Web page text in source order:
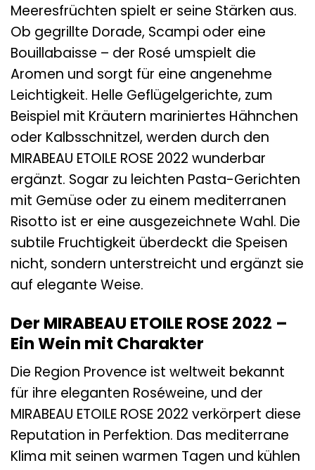
Meeresfrüchten spielt er seine Stärken aus.
Ob gegrillte Dorade, Scampi oder eine
Bouillabaisse – der Rosé umspielt die
Aromen und sorgt für eine angenehme
Leichtigkeit. Helle Geflügelgerichte, zum
Beispiel mit Kräutern mariniertes Hähnchen
oder Kalbsschnitzel, werden durch den
MIRABEAU ETOILE ROSE 2022 wunderbar
ergänzt. Sogar zu leichten Pasta-Gerichten
mit Gemüse oder zu einem mediterranen
Risotto ist er eine ausgezeichnete Wahl. Die
subtile Fruchtigkeit überdeckt die Speisen
nicht, sondern unterstreicht und ergänzt sie
auf elegante Weise.
Der MIRABEAU ETOILE ROSE 2022 –
Ein Wein mit Charakter
Die Region Provence ist weltweit bekannt
für ihre eleganten Roséweine, und der
MIRABEAU ETOILE ROSE 2022 verkörpert diese
Reputation in Perfektion. Das mediterrane
Klima mit seinen warmen Tagen und kühlen